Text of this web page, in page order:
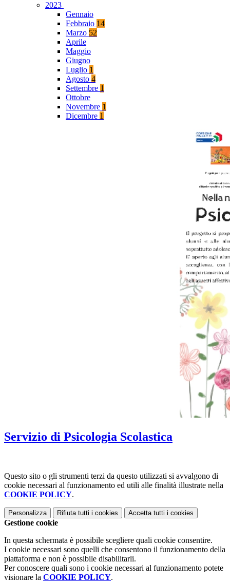
2023
Gennaio
Febbraio 14
Marzo 52
Aprile
Maggio
Giugno
Luglio 1
Agosto 4
Settembre 1
Ottobre
Novembre 1
Dicembre 1
Servizio di Psicologia Scolastica
Questo sito o gli strumenti terzi da questo utilizzati si avvalgono di
cookie necessari al funzionamento ed utili alle finalità illustrate nella
COOKIE POLICY.
Personalizza Rifiuta tutti i cookies Accetta tutti i cookies
Gestione cookie
In questa schermata è possibile scegliere quali cookie consentire.
I cookie necessari sono quelli che consentono il funzionamento della
piattaforma e non è possibile disabilitarli.
Per conoscere quali sono i cookie necessari al funzionamento potete
visionare la COOKIE POLICY.